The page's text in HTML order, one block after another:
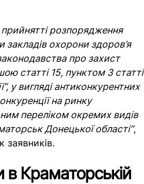
прийнятті розпорядження
охорони здоров’я
про захист
статті 15, пунктом 3 статті
у вигляді антиконкурентних
на ринку
переліком окремих видів
Донецької області”,
заявників.
в Краматорській